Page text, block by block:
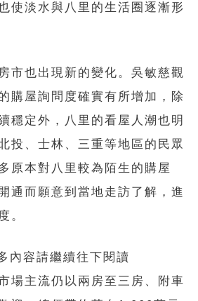
使淡水與八里的生活圈逐漸形
市也出現新的變化。吳敏慈觀
購屋詢問度確實有所增加，除
穩定外，八里的看屋人潮也明
投、士林、三重等地區的民眾
原本對八里較為陌生的購屋
通而願意到當地走訪了解，進
。
內容請繼續往下閱讀
場主流仍以兩房至三房、附車